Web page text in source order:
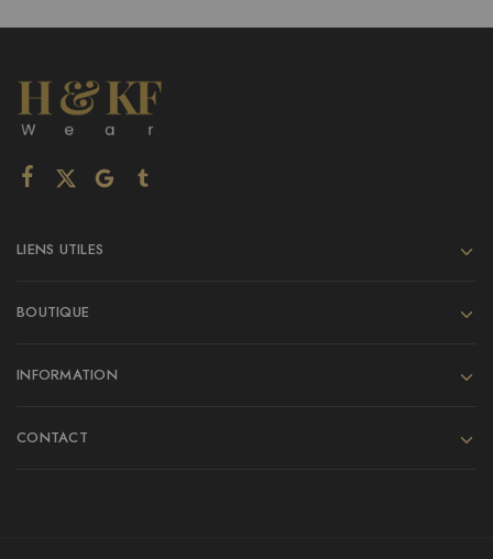
LIENS UTILES
BOUTIQUE
INFORMATION
CONTACT